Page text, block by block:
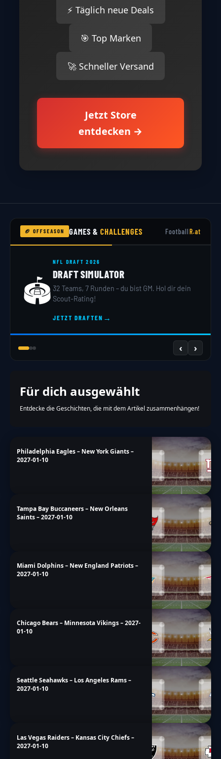
⚡ Täglich neue Deals
🎯 Top Marken
🚀 Schneller Versand
Jetzt Store
entdecken →
🏈 OFFSEASON GAMES &CHALLENGES FootballR.at
🏟️
NFL DRAFT 2026
DRAFT SIMULATOR
32 Teams, 7 Runden – du bist GM. Hol dir dein
Scout-Rating!
JETZT DRAFTEN →
‹ ›
Für dich ausgewählt
Entdecke die Geschichten, die mit dem Artikel zusammenhängen!
Philadelphia Eagles – New York Giants –
2027-01-10
Tampa Bay Buccaneers – New Orleans
Saints – 2027-01-10
Miami Dolphins – New England Patriots –
2027-01-10
Chicago Bears – Minnesota Vikings – 2027-
01-10
Seattle Seahawks – Los Angeles Rams –
2027-01-10
Las Vegas Raiders – Kansas City Chiefs –
2027-01-10